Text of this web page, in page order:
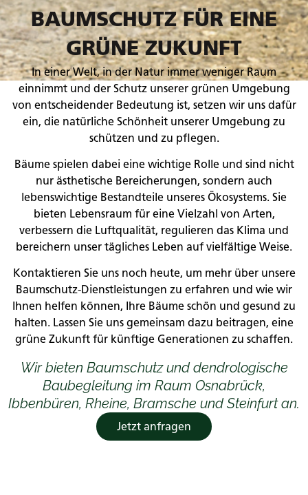
BAUMSCHUTZ FÜR EINE
GRÜNE ZUKUNFT
In einer Welt, in der Natur immer weniger Raum
einnimmt und der Schutz unserer grünen Umgebung
von entscheidender Bedeutung ist, setzen wir uns dafür
ein, die natürliche Schönheit unserer Umgebung zu
schützen und zu pflegen.
Bäume spielen dabei eine wichtige Rolle und sind nicht
nur ästhetische Bereicherungen, sondern auch
lebenswichtige Bestandteile unseres Ökosystems. Sie
bieten Lebensraum für eine Vielzahl von Arten,
verbessern die Luftqualität, regulieren das Klima und
bereichern unser tägliches Leben auf vielfältige Weise.
Kontaktieren Sie uns noch heute, um mehr über unsere
Baumschutz-Dienstleistungen zu erfahren und wie wir
Ihnen helfen können, Ihre Bäume schön und gesund zu
halten. Lassen Sie uns gemeinsam dazu beitragen, eine
grüne Zukunft für künftige Generationen zu schaffen.
Wir bieten Baumschutz und dendrologische
Baubegleitung im Raum Osnabrück,
Ibbenbüren, Rheine, Bramsche und Steinfurt an.
Jetzt anfragen